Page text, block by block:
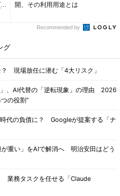
開、その利用用途とは
Recommended by
グ
現場放任に潜む「4大リスク」
、AI代替の「逆転現象」の理由 2026
の役割”
代の負債に？ Googleが提案する「ナ
が重い」をAIで解消へ 明治安田はどう
業務タスクを任せる「Claude